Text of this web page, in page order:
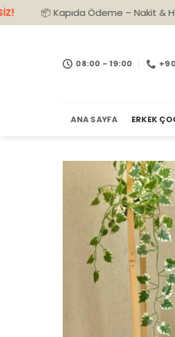
İçeriğe
atla
Ödeme – Nakit & Havale/EFT
08:00 - 19:00
ANA SAYFA ERKEK